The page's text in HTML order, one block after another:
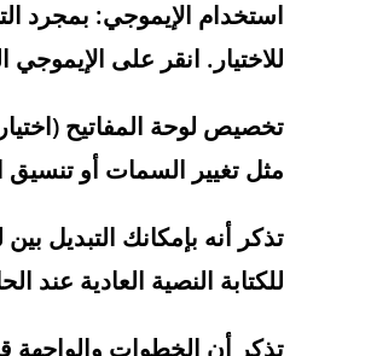
استخدام الإيموجي: بمجرد
للاختيار. انقر على
تخصيص لوحة المفاتيح
مثل تغيير السمات أو تنسيق
تذكر أنه بإمكانك التبديل
للكتابة النصية العادية عند
تذكر أن الخطوات والواجهة